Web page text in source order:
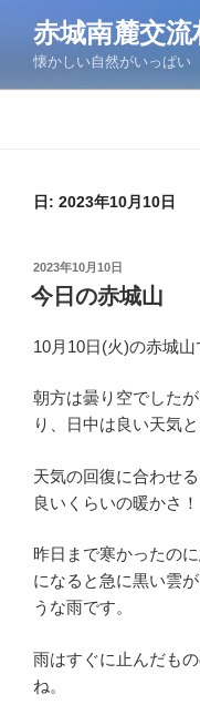
ン
赤城南麓交流
懐かしい自然がいっぱい
日: 2023年10月10日
投
稿
日:
2023年10月10日
今日の赤城山
10月10日(火)の赤城山
朝方は曇り空でした
り、日中は良い天気
天気の回復に合わせ
良いくらいの暖かさ！
昨日まで寒かったの
になると急に黒い雲
うな雨です。
雨はすぐに止んだも
ね。